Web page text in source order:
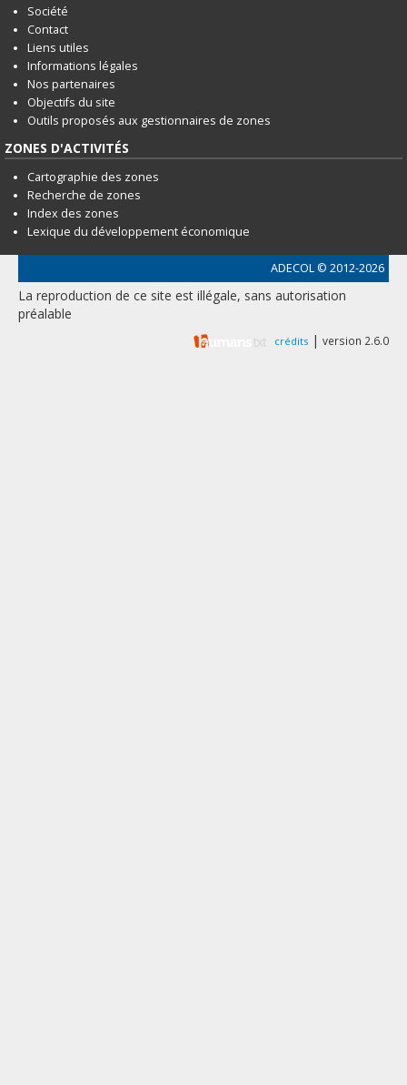
Société
Contact
Liens utiles
Informations légales
Nos partenaires
Objectifs du site
Outils proposés aux gestionnaires de zones
ZONES D'ACTIVITÉS
Cartographie des zones
Recherche de zones
Index des zones
Lexique du développement économique
ADECOL © 2012-2026
La reproduction de ce site est illégale, sans autorisation
préalable
crédits | version 2.6.0